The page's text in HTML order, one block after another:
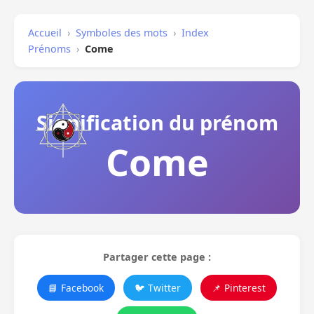
Accueil › Symboles des mots › Index
Prénoms › Come
Signification du prénom
Come
Partager cette page :
📘 Facebook 🐦 Twitter 📌 Pinterest